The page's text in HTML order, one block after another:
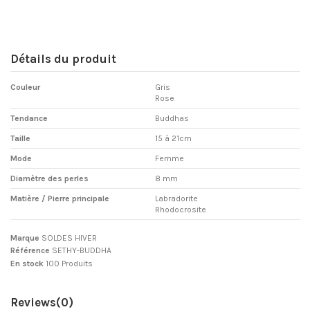
Détails du produit
Couleur
Gris
Rose
Tendance Buddhas
Taille 15 à 21cm
Mode Femme
Diamètre des perles 8 mm
Matière / Pierre principale
Labradorite
Rhodocrosite
Marque SOLDES HIVER
Référence SETHY-BUDDHA
En stock 100 Produits
Reviews(0)